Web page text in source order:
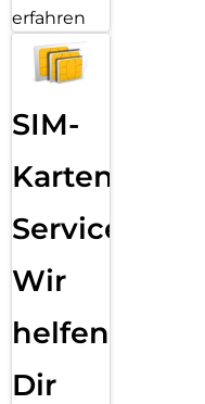
erfahren
SIM-
Karten
Service:
Wir
helfen
Dir